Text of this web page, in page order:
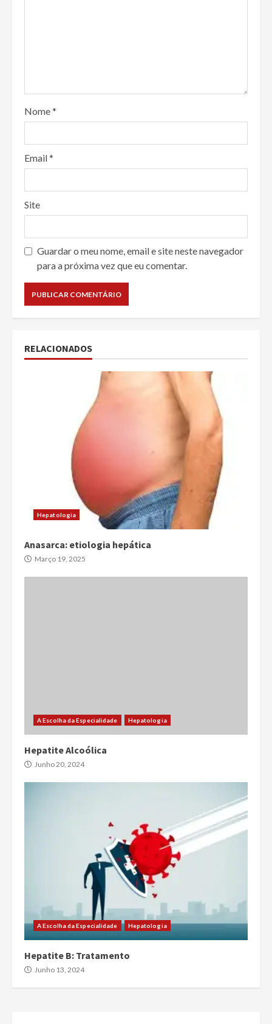
Nome*
Email*
Site
Guardar o meu nome, email e site neste navegador
para a próxima vez que eu comentar.
RELACIONADOS
Hepatologia
Anasarca: etiologia hepática
Março 19, 2025
A Escolha da Especialidade Hepatologia
Hepatite Alcoólica
Junho 20, 2024
A Escolha da Especialidade Hepatologia
Hepatite B: Tratamento
Junho 13, 2024